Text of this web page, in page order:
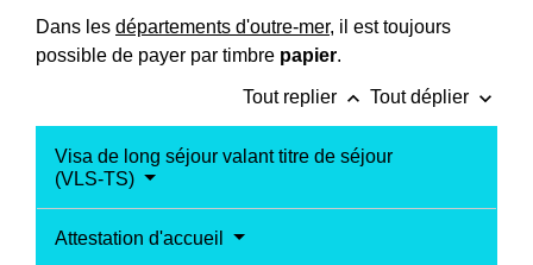
Dans les départements d'outre-mer, il est toujours
possible de payer par timbre papier.
Tout replier keyboard_arrow_up Tout déplier keyboard_arrow_down
Visa de long séjour valant titre de séjour
(VLS-TS)
Attestation d'accueil